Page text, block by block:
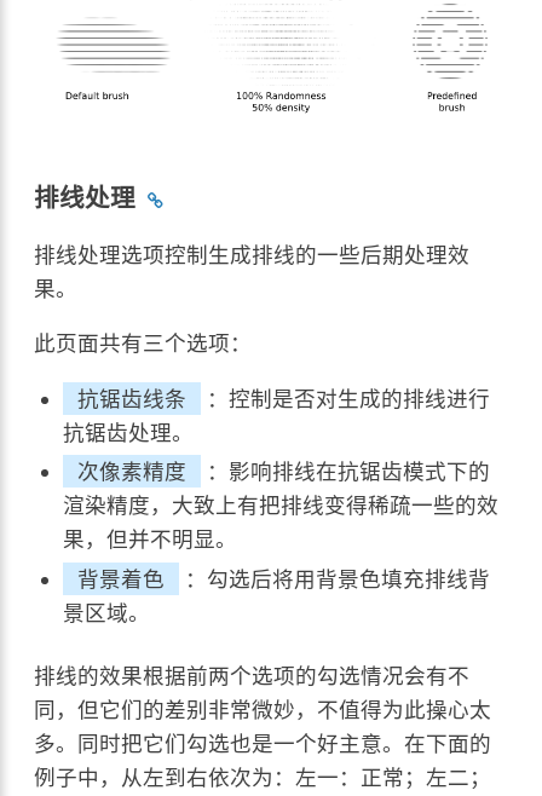
排线处理
排线处理选项控制生成排线的一些后期处理效
果。
此页面共有三个选项：
抗锯齿线条
：控制是否对生成的排线进行
抗锯齿处理。
次像素精度
：影响排线在抗锯齿模式下的
渲染精度，大致上有把排线变得稀疏一些的效
果，但并不明显。
背景着色
：勾选后将用背景色填充排线背
景区域。
排线的效果根据前两个选项的勾选情况会有不
同，但它们的差别非常微妙，不值得为此操心太
多。同时把它们勾选也是一个好主意。在下面的
例子中，从左到右依次为：左一：正常；左二；